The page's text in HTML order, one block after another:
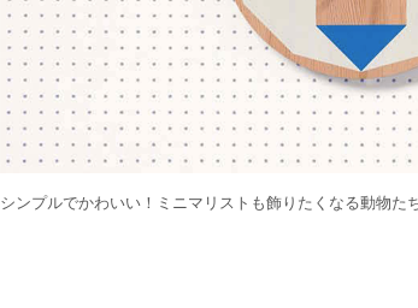
シンプルでかわいい！ミニマリストも飾りたくなる動物た